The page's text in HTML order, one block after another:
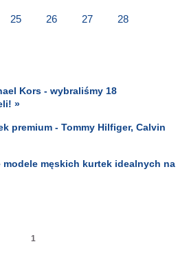
25 26 27 28
Kors - wybraliśmy 18
»
premium - Tommy Hilfiger, Calvin
modele męskich kurtek idealnych na
1